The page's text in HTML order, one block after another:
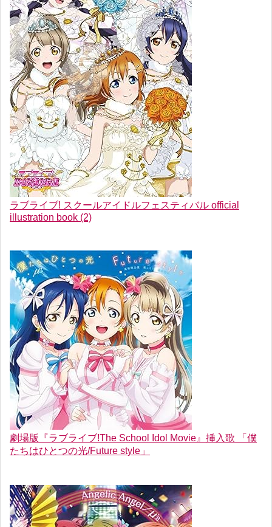
ラブライブ! スクールアイドルフェスティバル official
illustration book (2)
劇場版『ラブライブ!The School Idol Movie』挿入歌 「僕
たちはひとつの光/Future style」